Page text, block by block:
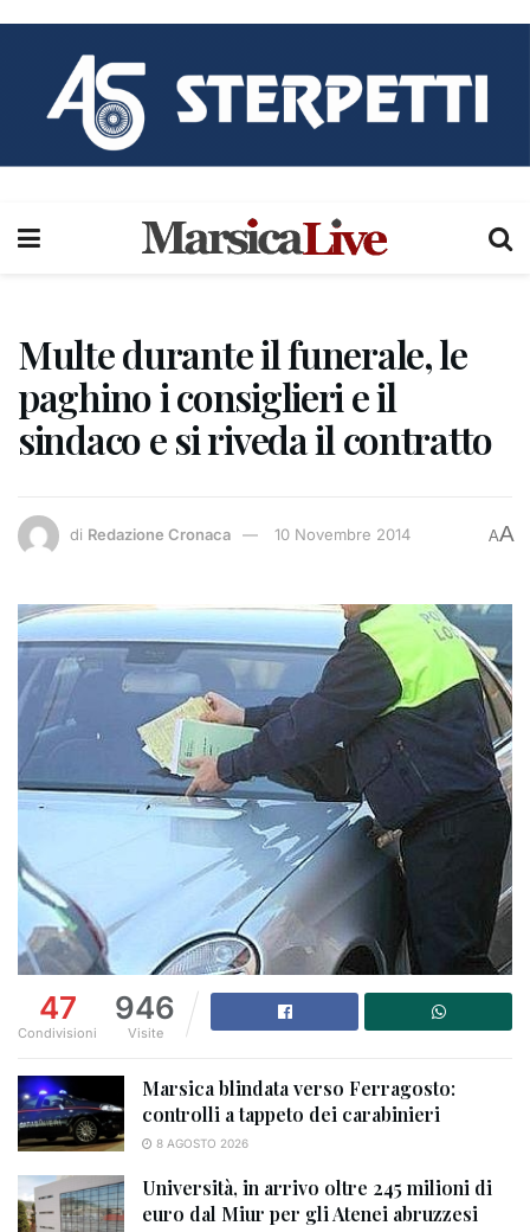
Multe durante il funerale, le
paghino i consiglieri e il
sindaco e si riveda il contratto
di Redazione Cronaca 10 Novembre 2014 AA
47
Condivisioni
946
Visite
Marsica blindata verso Ferragosto:
controlli a tappeto dei carabinieri
8 AGOSTO 2026
Università, in arrivo oltre 245 milioni di
euro dal Miur per gli Atenei abruzzesi